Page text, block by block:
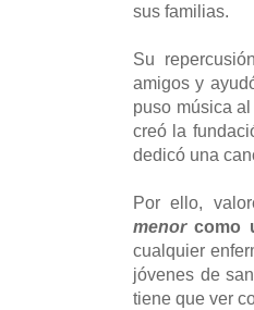
sus familias.
Su
amigos y
puso música
creó la
dedicó una
Por ello,
menorcomo
cualquier
jóvenes de
tiene que ver